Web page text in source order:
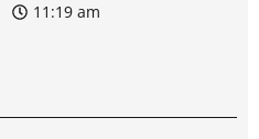
11:19 am